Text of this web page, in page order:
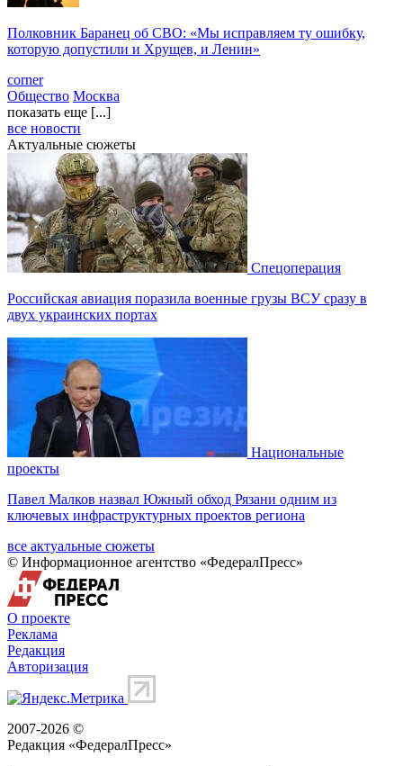
Полковник Баранец об СВО: «Мы исправляем ту ошибку,
которую допустили и Хрущев, и Ленин»
corner
Общество Москва
показать еще [...]
все новости
Актуальные сюжеты
Спецоперация
Российская авиация поразила военные грузы ВСУ сразу в
двух украинских портах
Национальные
проекты
Павел Малков назвал Южный обход Рязани одним из
ключевых инфраструктурных проектов региона
все актуальные сюжеты
© Информационное агентство «ФедералПресс»
О проекте
Реклама
Редакция
Авторизация
2007-2026 ©
Редакция «ФедералПресс»